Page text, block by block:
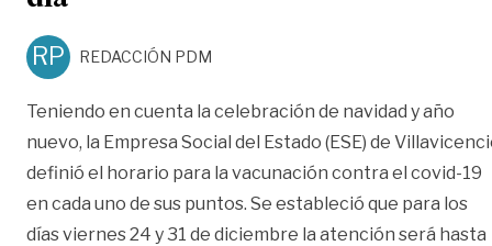
RP REDACCIÓN PDM
Teniendo en cuenta la celebración de navidad y año
nuevo, la Empresa Social del Estado (ESE) de
definió el horario para la vacunación contra el covid-19
en cada uno de sus puntos. Se estableció que para los
días viernes 24 y 31 de diciembre la atención será hasta